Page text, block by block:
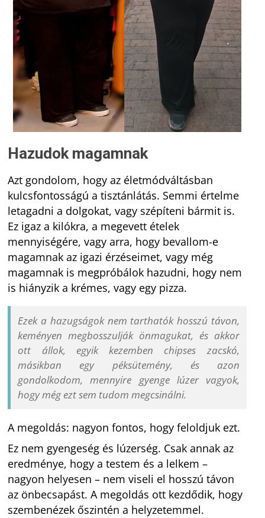
Hazudok magamnak
Azt gondolom, hogy az életmódváltásban
kulcsfontosságú a tisztánlátás. Semmi értelme
letagadni a dolgokat, vagy szépíteni bármit is.
Ez igaz a kilókra, a megevett ételek
mennyiségére, vagy arra, hogy bevallom-e
magamnak az igazi érzéseimet, vagy még
magamnak is megpróbálok hazudni, hogy nem
is hiányzik a krémes, vagy egy pizza.
Ezek a hazugságok nem tarthatók hosszú távon,
keményen megbosszulják önmagukat, és akkor
ott állok, egyik kezemben chipses zacskó,
másikban egy péksütemény, és azon
gondolkodom, mennyire gyenge lúzer vagyok,
hogy még ezt sem tudom megcsinálni.
A megoldás: nagyon fontos, hogy feloldjuk ezt.
Ez nem gyengeség és lúzerség. Csak annak az
eredménye, hogy a testem és a lelkem –
nagyon helyesen – nem viseli el hosszú távon
az önbecsapást. A megoldás ott kezdődik, hogy
szembenézek őszintén a helyzetemmel.